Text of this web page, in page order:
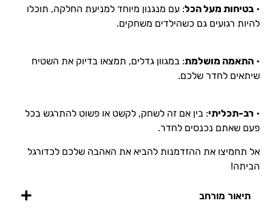
• בטיחות מעל הכל: עם מנגנון מיוחד למניעת החלקה, תוכלו
להיות רגועים גם כשהילדים משחקים.
• התאמה מושלמת: במגוון גדלים, תמצאו בדיוק את השטיח
שיתאים לחדר שלכם.
• רב-תכליתי: בין אם זה לשחק, לקשט או פשוט להתרגש בכל
פעם שאתם נכנסים לחדר.
אל תחמיצו את ההזדמנות להביא את האהבה שלכם לכדורגל
הביתה!
תיאור מורחב